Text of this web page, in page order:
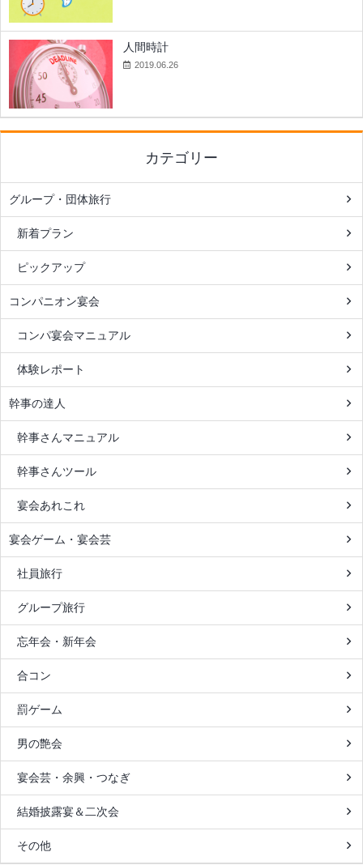
人間時計
2019.06.26
カテゴリー
グループ・団体旅行
新着プラン
ピックアップ
コンパニオン宴会
コンパ宴会マニュアル
体験レポート
幹事の達人
幹事さんマニュアル
幹事さんツール
宴会あれこれ
宴会ゲーム・宴会芸
社員旅行
グループ旅行
忘年会・新年会
合コン
罰ゲーム
男の艶会
宴会芸・余興・つなぎ
結婚披露宴＆二次会
その他